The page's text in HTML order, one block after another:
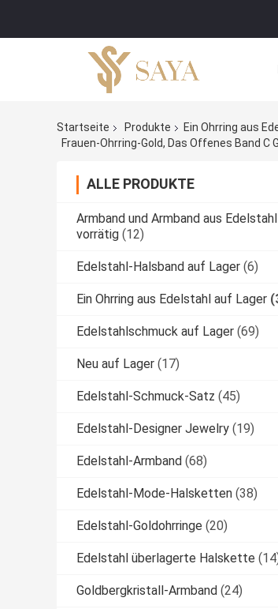
Startseite
Produkte
Ein Ohrring aus
Frauen-Ohrring-Gold, Das Offenes Band
ALLE PRODUKTE
Armband und Armband aus Edelstahl
vorrätig (12)
Edelstahl-Halsband auf Lager (6)
Ein Ohrring aus Edelstahl auf Lager
Edelstahlschmuck auf Lager (69)
Neu auf Lager (17)
Edelstahl-Schmuck-Satz (45)
Edelstahl-Designer Jewelry (19)
Edelstahl-Armband (68)
Edelstahl-Mode-Halsketten (38)
Edelstahl-Goldohrringe (20)
Edelstahl überlagerte Halskette
Goldbergkristall-Armband (24)